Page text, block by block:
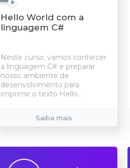
Hello World com a
linguagem C#
Neste curso, vamos conhecer
a linguagem C# e preparar
nosso ambiente de
desenvolvimento para
imprimir o texto Hello...
Saiba mais